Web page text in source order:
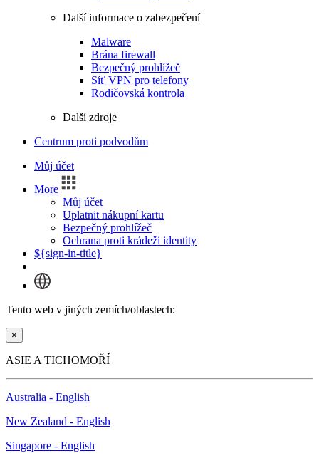
Další informace o zabezpečení
Malware
Brána firewall
Bezpečný prohlížeč
Síť VPN pro telefony
Rodičovská kontrola
Další zdroje
Centrum proti podvodům
Můj účet
More
Můj účet
Uplatnit nákupní kartu
Bezpečný prohlížeč
Ochrana proti krádeži identity
${sign-in-title}
Tento web v jiných zemích/oblastech:
×
ASIE A TICHOMOŘÍ
Australia - English
New Zealand - English
Singapore - English